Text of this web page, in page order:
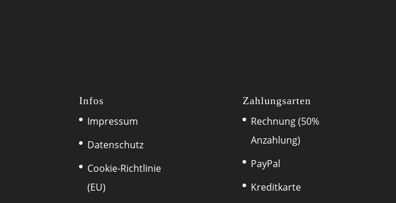
Infos
Impressum
Datenschutz
Cookie-Richtlinie
(EU)
Zahlungsarten
Rechnung (50%
Anzahlung)
PayPal
Kreditkarte